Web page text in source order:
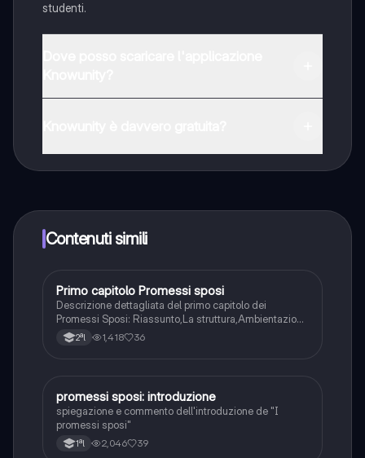
studenti.
Knowunity Premium, che consente di studiare senza
alcun limite!!
Contenuti simili
Italiano
Primo capitolo Promessi sposi
Descrizione dettagliata del primo capitolo dei
Promessi Sposi: Riassunto,La struttura,Ambientazione
e tempo,i personaggi,il linguaggio e l’ironia
2ªl 1,418 36
Italiano
promessi sposi: introduzione
spiegazione e commento dell'introduzione de "I
promessi sposi"
1ªl 2,046 39